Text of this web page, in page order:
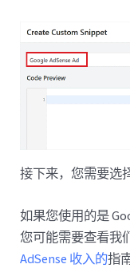
接下来，您需要选
如果您使用的是
您可能需要查看我
AdSense 收入的指